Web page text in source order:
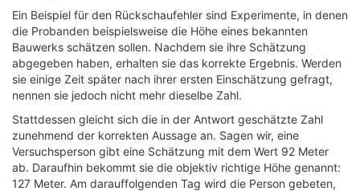
Ein Beispiel für den Rückschaufehler sind Experimente, in denen
die Probanden beispielsweise die Höhe eines bekannten
Bauwerks schätzen sollen. Nachdem sie ihre Schätzung
abgegeben haben, erhalten sie das korrekte Ergebnis. Werden
sie einige Zeit später nach ihrer ersten Einschätzung gefragt,
nennen sie jedoch nicht mehr dieselbe Zahl.
Stattdessen gleicht sich die in der Antwort geschätzte Zahl
zunehmend der korrekten Aussage an. Sagen wir, eine
Versuchsperson gibt eine Schätzung mit dem Wert 92 Meter
ab. Daraufhin bekommt sie die objektiv richtige Höhe genannt:
127 Meter. Am darauffolgenden Tag wird die Person gebeten,